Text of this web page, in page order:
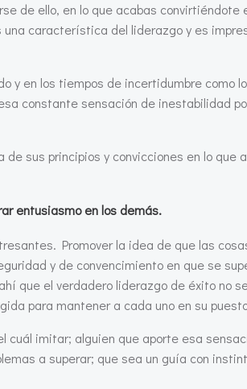
de ello, en lo que acabas convirtiéndote
característica del liderazgo y es
y en los tiempos de incertidumbre como
constante sensación de inestabilidad
sus principios y convicciones en lo que
entusiasmo en los demás.
Promover la idea de que las
y de convencimiento en que se
que el verdadero liderazgo de éxito no
para mantener a cada uno en su
imitar; alguien que aporte esa
a superar; que sea un guía con